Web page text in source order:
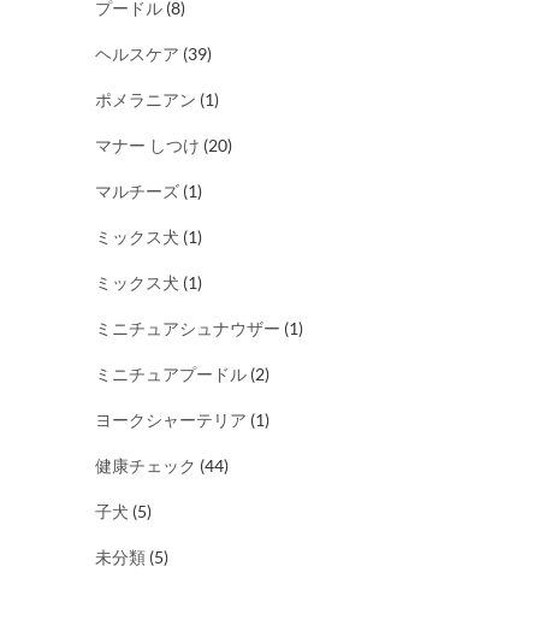
プードル (8)
ヘルスケア (39)
ポメラニアン (1)
マナー しつけ (20)
マルチーズ (1)
ミックス犬 (1)
ミックス犬 (1)
ミニチュアシュナウザー (1)
ミニチュアプードル (2)
ヨークシャーテリア (1)
健康チェック (44)
子犬 (5)
未分類 (5)